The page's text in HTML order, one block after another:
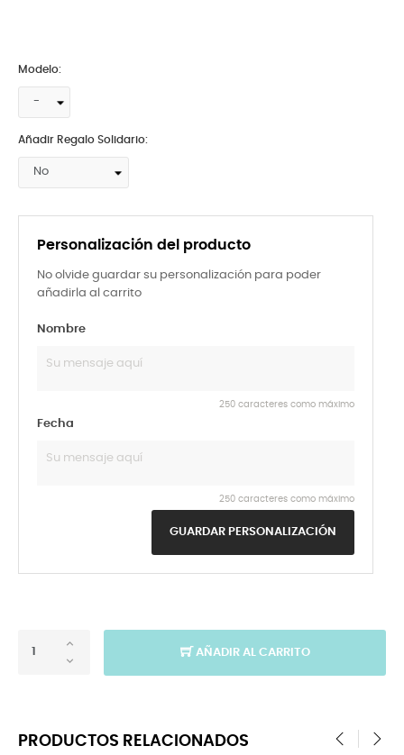
Personalización del producto
No olvide guardar su personalización para poder
añadirla al carrito
Nombre
250 caracteres como máximo
Fecha
250 caracteres como máximo
GUARDAR PERSONALIZACIÓN
Modelo:
Añadir Regalo Solidario:
AÑADIR AL CARRITO
PRODUCTOS RELACIONADOS